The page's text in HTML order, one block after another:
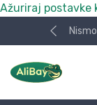
Ažuriraj postavke